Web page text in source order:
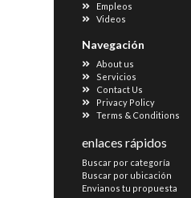
Empleos
Videos
Navegación
About us
Servicios
Contact Us
Privacy Policy
Terms & Conditions
enlaces rápidos
Buscar por categoría
Buscar por ubicación
Envianos tu propuesta